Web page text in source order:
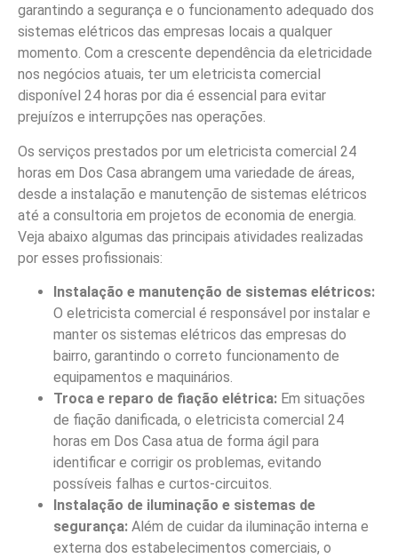
garantindo a segurança e o funcionamento adequado dos
sistemas elétricos das empresas locais a qualquer
momento. Com a crescente dependência da eletricidade
nos negócios atuais, ter um eletricista comercial
disponível 24 horas por dia é essencial para evitar
prejuízos e interrupções nas operações.
Os serviços prestados por um eletricista comercial 24
horas em Dos Casa abrangem uma variedade de áreas,
desde a instalação e manutenção de sistemas elétricos
até a consultoria em projetos de economia de energia.
Veja abaixo algumas das principais atividades realizadas
por esses profissionais:
Instalação e manutenção de sistemas elétricos:
O eletricista comercial é responsável por instalar e
manter os sistemas elétricos das empresas do
bairro, garantindo o correto funcionamento de
equipamentos e maquinários.
Troca e reparo de fiação elétrica: Em situações
de fiação danificada, o eletricista comercial 24
horas em Dos Casa atua de forma ágil para
identificar e corrigir os problemas, evitando
possíveis falhas e curtos-circuitos.
Instalação de iluminação e sistemas de
segurança: Além de cuidar da iluminação interna e
externa dos estabelecimentos comerciais, o